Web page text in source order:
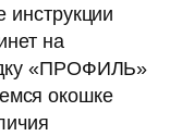
инструкции
на
«ПРОФИЛЬ»
окошке